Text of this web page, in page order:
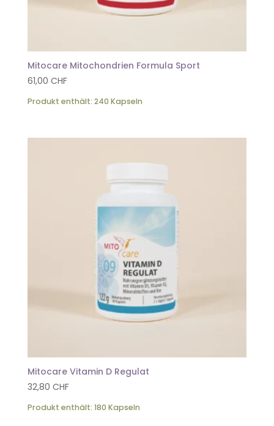
Mitocare Mitochondrien Formula Sport
61,00 CHF
Produkt enthält: 240 Kapseln
Mitocare Vitamin D Regulat
32,80 CHF
Produkt enthält: 180 Kapseln